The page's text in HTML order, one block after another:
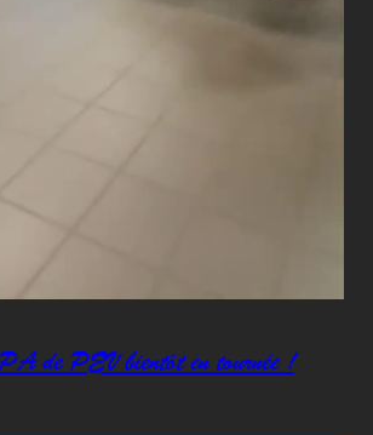
de PEV bientôt en tournée !